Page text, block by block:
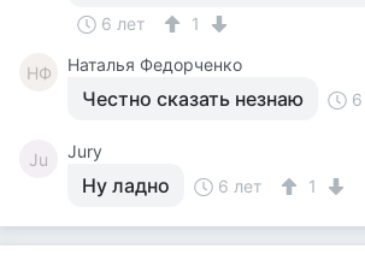
6 лет 1
НФ Наталья Федорченко
Честно сказать незнаю
Ju Jury
Ну ладно 6 лет 1